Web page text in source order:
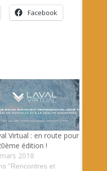
Facebook
Virtual : en route pour
édition !
2018
"Rencontres et